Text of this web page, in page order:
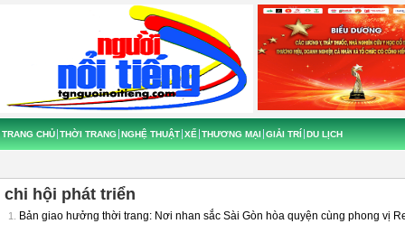
TRANG CHỦ THỜI TRANG NGHỆ THUẬT XẾ THƯƠNG MẠI GIẢI TRÍ DU LỊCH
chi hội phát triển
1. Bản giao hưởng thời trang: Nơi nhan sắc Sài Gòn hòa quyện cùng phong vị